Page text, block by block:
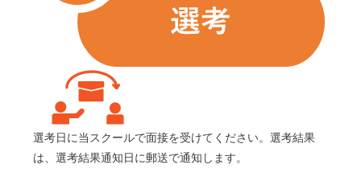
選考日に当スクールで面接を受けてください。選考結果
は、選考結果通知日に郵送で通知します。